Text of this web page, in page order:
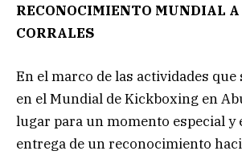
RECONOCIMIENTO MUNDIAL
CORRALES
En el marco de las actividades
en el Mundial de Kickboxing en
lugar para un momento especial y
entrega de un reconocimiento